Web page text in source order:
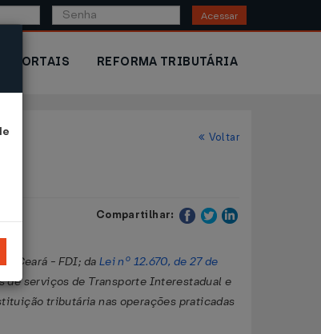
Acessar
PORTAIS REFORMA TRIBUTÁRIA
Voltar
Compartilhar:
Ceará - FDI; da Lei nº 12.670, de 27 de
de serviços de Transporte Interestadual e
tributária nas operações praticadas